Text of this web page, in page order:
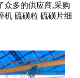
众多的供应商,采购
机 硫磺粒 硫磺片细